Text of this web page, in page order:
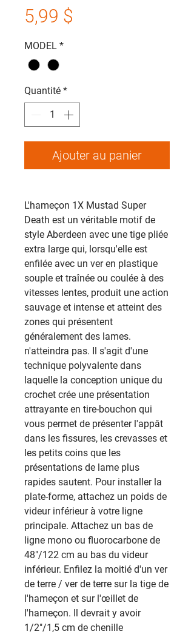
5,99 $
MODEL *
Quantité *
Ajouter au panier
L'hameçon 1X Mustad Super
Death est un véritable motif de
style Aberdeen avec une tige pliée
extra large qui, lorsqu'elle est
enfilée avec un ver en plastique
souple et traînée ou coulée à des
vitesses lentes, produit une action
sauvage et intense et atteint des
zones qui présentent
généralement des lames.
n'atteindra pas. Il s'agit d'une
technique polyvalente dans
laquelle la conception unique du
crochet crée une présentation
attrayante en tire-bouchon qui
vous permet de présenter l'appât
dans les fissures, les crevasses et
les petits coins que les
présentations de lame plus
rapides sautent. Pour installer la
plate-forme, attachez un poids de
videur inférieur à votre ligne
principale. Attachez un bas de
ligne mono ou fluorocarbone de
48"/122 cm au bas du videur
inférieur. Enfilez la moitié d'un ver
de terre / ver de terre sur la tige de
l'hameçon et sur l'œillet de
l'hameçon. Il devrait y avoir
1/2"/1,5 cm de chenille